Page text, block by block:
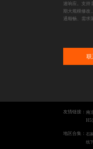
速响应。支持
期大规模修改
通顺畅、需求
联
友情链接： 南
H5
地区合集： 石
线